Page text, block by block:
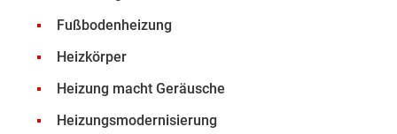
Fußbodenheizung
Heizkörper
Heizung macht Geräusche
Heizungsmodernisierung